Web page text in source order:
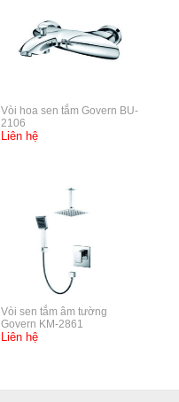
Vòi hoa sen tắm Govern BU-
2106
Liên hệ
Vòi sen tắm âm tường
Govern KM-2861
Liên hệ